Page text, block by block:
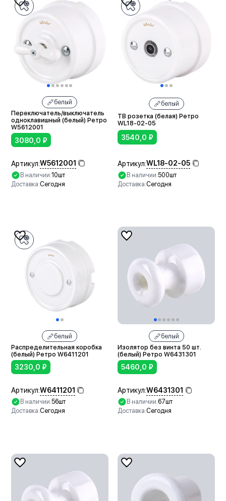
белый
Переключатель/выключатель
одноклавишный (белый) Ретро
W5612001
3080,0 ₽
Артикул:W5612001
В наличии:10шт
Доставка:Сегодня
белый
ТВ розетка (белая) Ретро
WL18-02-05
3540,0 ₽
Артикул:WL18-02-05
В наличии:500шт
Доставка:Сегодня
белый
Распределительная коробка
(белый) Ретро W6411201
3230,0 ₽
Артикул:W6411201
В наличии:56шт
Доставка:Сегодня
белый
Изолятор без винта 50 шт.
(белый) Ретро W6431301
5460,0 ₽
Артикул:W6431301
В наличии:67шт
Доставка:Сегодня